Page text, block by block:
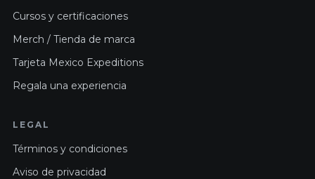
Cursos y certificaciones
Merch / Tienda de marca
Tarjeta Mexico Expeditions
Regala una experiencia
LEGAL
Términos y condiciones
Aviso de privacidad